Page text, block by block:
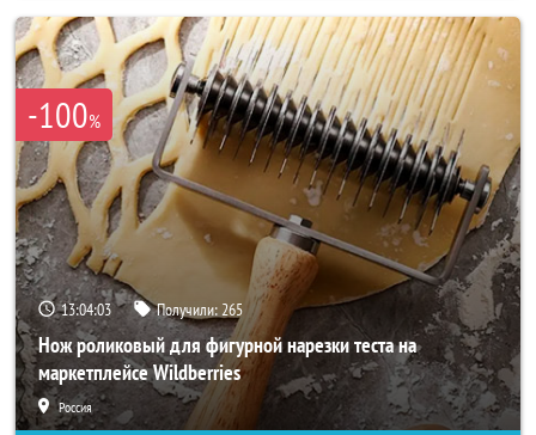
-100%
13:04:01 Получили:265
Нож роликовый для фигурной нарезки теста на
маркетплейсе Wildberries
Россия